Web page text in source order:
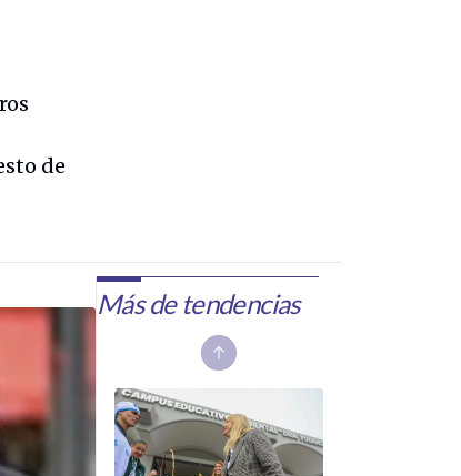
de
Más de tendencias
Previous slide